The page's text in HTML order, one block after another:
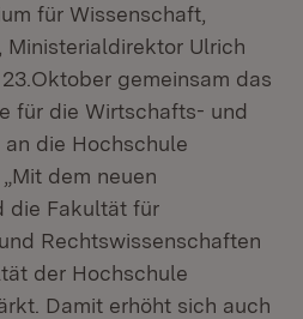
für Wissenschaft,
Ministerialdirektor Ulrich
gemeinsam das
für die Wirtschafts- und
die Hochschule
dem neuen
die Fakultät für
Rechtswissenschaften
der Hochschule
Damit erhöht sich auch